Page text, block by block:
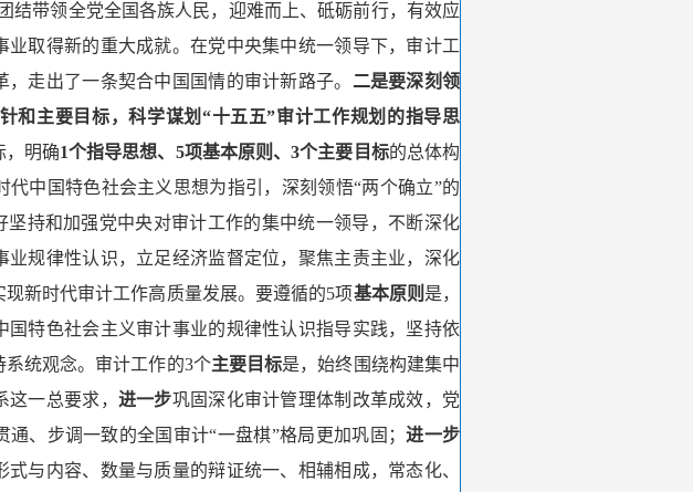
结带领全党全国各族人民，迎难而上、砥砺前行，有效应
取得新的重大成就。在党中央集中统一领导下，审计工
走出了一条契合中国国情的审计新路子。 二是要深刻领
和主要目标，科学谋划“十五五”审计工作规划的指导思
，明确1个指导思想、5项基本原则、3个主要目标的总体构
代中国特色社会主义思想为指引，深刻领悟“两个确立”的
坚持和加强党中央对审计工作的集中统一领导，不断深化
规律性认识，立足经济监督定位，聚焦主责主业，深化
新时代审计工作高质量发展。要遵循的5项基本原则 是，
特色社会主义审计事业的规律性认识指导实践，坚持依
统观念。审计工作的3个主要目标是，始终围绕构建集中
一总要求， 进一步巩固深化审计管理体制改革成效，党
、步调一致的全国审计“一盘棋”格局更加巩固；进一步
与内容、数量与质量的辩证统一、相辅相成，常态化、